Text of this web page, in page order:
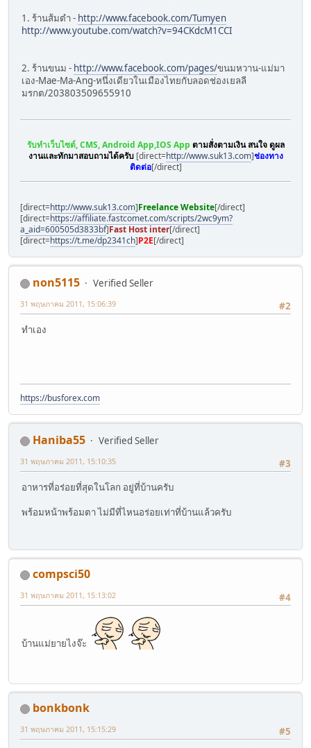
1. ร้านส้มตำ - http://www.facebook.com/Tumyen
http://www.youtube.com/watch?v=94CKdcM1CCI
2. ร้านขนม - http://www.facebook.com/pages/ขนมหวาน-แม่มา
เอง-Mae-Ma-Ang-หนึ่งเดียวในเมืองไทยกับลอดช่องเยลลี
มรกต/203803509655910
รับทำเว็บไซต์, CMS, Android App,IOS App ตามสั่งตามเงิน สนใจ ดูผล
งานและทักมาสอบถามได้ครับ[direct=http://www.suk13.com]ช่องทาง
ติดต่อ[/direct]
[direct=http://www.suk13.com]Freelance Website[/direct]
[direct=https://affiliate.fastcomet.com/scripts/2wc9ym?
a_aid=600505d3833bf]Fast Host inter[/direct]
[direct=https://t.me/dp2341ch]P2E[/direct]
non5115
Verified Seller
#2
31 พฤษภาคม 2011, 15:06:39
ทำเอง
https://busforex.com
Haniba55
Verified Seller
#3
31 พฤษภาคม 2011, 15:10:35
อาหารที่อร่อยที่สุดในโลก อยู่ที่บ้านครับ
พร้อมหน้าพร้อมตา ไม่มีที่ไหนอร่อยเท่าที่บ้านแล้วครับ
compsci50
#4
31 พฤษภาคม 2011, 15:13:02
บ้านแม่ยายไงจ๊ะ
bonkbonk
#5
31 พฤษภาคม 2011, 15:15:29